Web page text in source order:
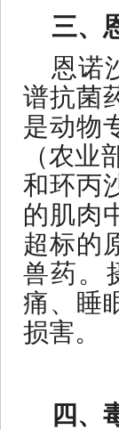
三、
恩诺
谱抗菌
是动物
（农业
和环丙
的肌肉
超标的
兽药。
痛、睡
损害。
四、